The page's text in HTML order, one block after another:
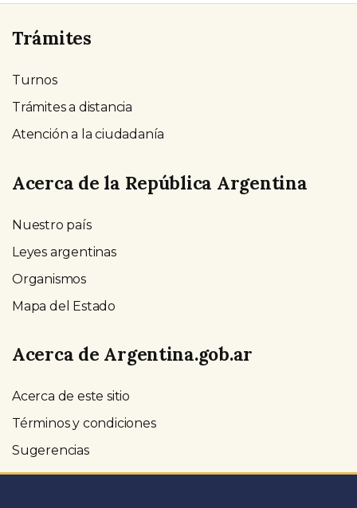
Trámites
Turnos
Trámites a distancia
Atención a la ciudadanía
Acerca de la República Argentina
Nuestro país
Leyes argentinas
Organismos
Mapa del Estado
Acerca de Argentina.gob.ar
Acerca de este sitio
Términos y condiciones
Sugerencias